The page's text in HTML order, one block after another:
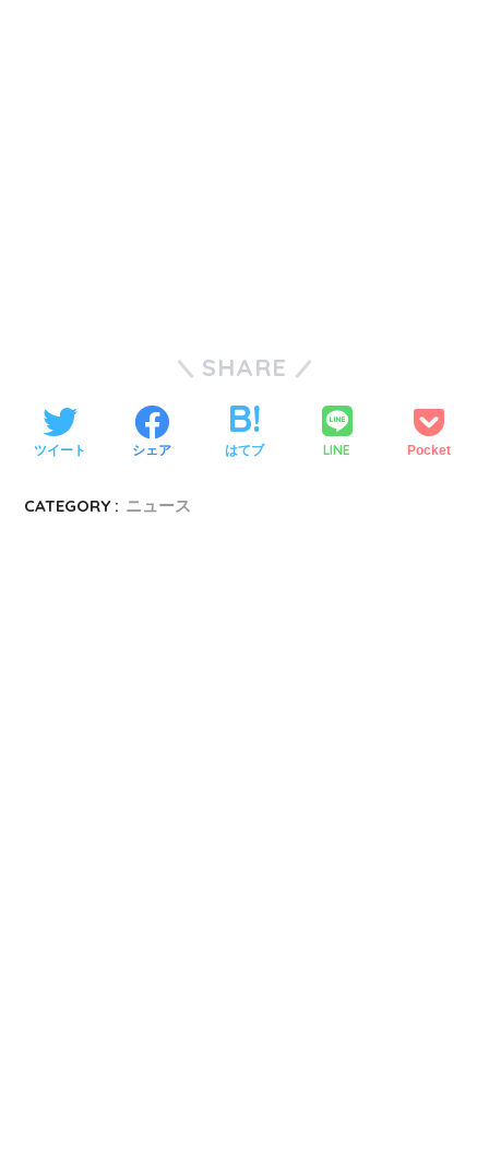
SHARE
ツイート シェア はてブ LINE Pocket
CATEGORY : ニュース